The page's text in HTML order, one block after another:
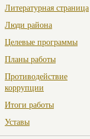
Литературная страница
Люди района
Целевые программы
Планы работы
Противодействие
коррупции
Итоги работы
Уставы